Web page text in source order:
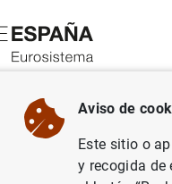
Sobre el Banco Áreas
Análisis
Aviso de
Este sitio o
y recogida de